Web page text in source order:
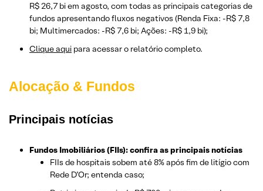
R$ 26,7 bi em agosto, com todas as principais categorias de
fundos apresentando fluxos negativos (Renda Fixa: -R$ 7,8
bi; Multimercados: -R$ 7,6 bi; Ações: -R$ 1,9 bi);
Clique aqui para acessar o relatório completo.
Alocação & Fundos
Principais notícias
Fundos Imobiliários (FIIs): confira as principais notícias
FIIs de hospitais sobem até 8% após fim de litígio com
Rede D’Or; entenda caso;